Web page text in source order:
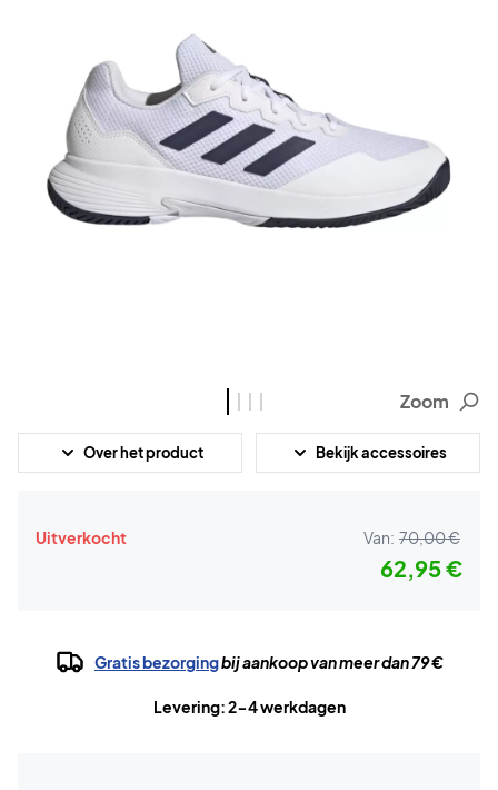
Zoom
Over het product Bekijk accessoires
Uitverkocht Van: 70,00 €
62,95 €
Gratis bezorgingbij aankoop van meer dan 79 €
Levering: 2-4 werkdagen